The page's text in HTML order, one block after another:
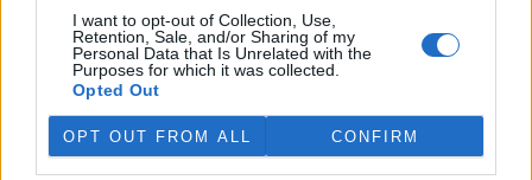
I want to opt-out of Collection, Use,
Retention, Sale, and/or Sharing of my
Personal Data that Is Unrelated with the
Purposes for which it was collected.
Opted Out
OPT OUT FROM ALL CONFIRM
Golfové hřiště na Hluboké nad Vltavou jen tak nebude
21.10.2000 17:15 | HLUBOKÁ NAD VLTAVOU (ČIA)
Hluboká nad Vltavou si na golfové hřiště s mezinárodními
hlubockého městského úřadu Jan Piskač, je to ke škodě města i
jeho návštěvníků. "
Ministr životního prostředí
Miloš Kužvart totiž
na základě protestu ekologických organizací a následném návrhu